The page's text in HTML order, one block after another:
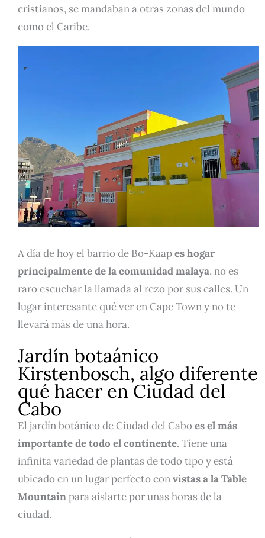
cristianos, se mandaban a otras zonas del mundo
como el Caribe.
A día de hoy el barrio de Bo-Kaapes hogar
principalmente de la comunidad malaya, no es
raro escuchar la llamada al rezo por sus calles. Un
lugar interesante qué ver en Cape Town y no te
llevará más de una hora.
Jardín botaánico
Kirstenbosch, algo diferente
qué hacer en Ciudad del
Cabo
El jardín botánico de Ciudad del Caboes el más
importante de todo el continente. Tiene una
infinita variedad de plantas de todo tipo y está
ubicado en un lugar perfecto convistas a la Table
Mountainpara aislarte por unas horas de la
ciudad.